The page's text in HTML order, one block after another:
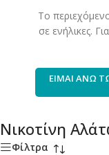
Το
σε ενήλικες.
ΕΙΜΑΙ ΑΝΩ
7 products
Νικοτίνη
Φίλτρα